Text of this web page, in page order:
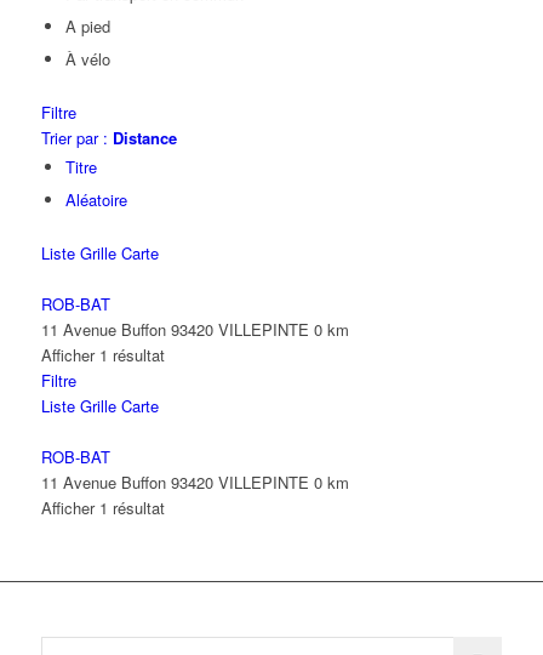
A pied
À vélo
Filtre
Trier par : Distance
Titre
Aléatoire
Liste Grille Carte
ROB-BAT
11 Avenue Buffon 93420 VILLEPINTE 0 km
Afficher 1 résultat
Filtre
Liste Grille Carte
ROB-BAT
11 Avenue Buffon 93420 VILLEPINTE 0 km
Afficher 1 résultat